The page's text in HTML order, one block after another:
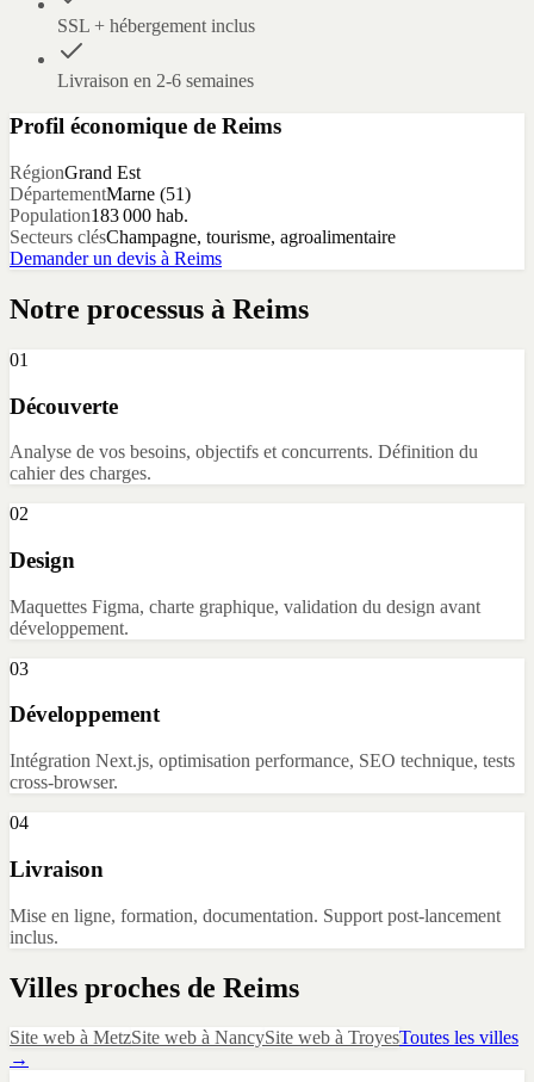
SSL + hébergement inclus
Livraison en 2-6 semaines
Profil économique de Reims
RégionGrand Est
DépartementMarne (51)
Population183 000 hab.
Secteurs clésChampagne, tourisme, agroalimentaire
Demander un devis à Reims
Notre processus à Reims
01
Découverte
Analyse de vos besoins, objectifs et concurrents. Définition du
cahier des charges.
02
Design
Maquettes Figma, charte graphique, validation du design avant
développement.
03
Développement
Intégration Next.js, optimisation performance, SEO technique, tests
cross-browser.
04
Livraison
Mise en ligne, formation, documentation. Support post-lancement
inclus.
Villes proches de Reims
Site web à MetzSite web à NancySite web à TroyesToutes les villes
→